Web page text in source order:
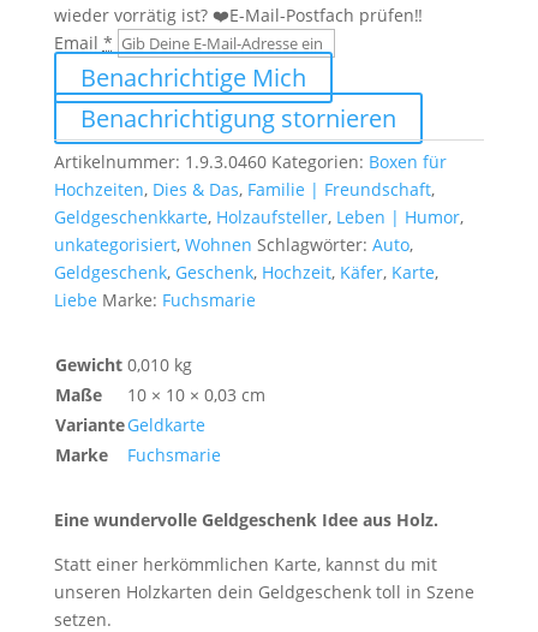
wieder vorrätig ist? ❤️E-Mail-Postfach prüfen‼️
Email *
Benachrichtige Mich
Benachrichtigung stornieren
Artikelnummer: 1.9.3.0460 Kategorien: Boxen für
Hochzeiten, Dies & Das, Familie | Freundschaft,
Geldgeschenkkarte, Holzaufsteller, Leben | Humor,
unkategorisiert, Wohnen Schlagwörter: Auto,
Geldgeschenk, Geschenk, Hochzeit, Käfer, Karte,
Liebe Marke: Fuchsmarie
Gewicht 0,010 kg
Maße
10 × 10 × 0,03 cm
VarianteGeldkarte
Marke
Fuchsmarie
Eine wundervolle Geldgeschenk Idee aus Holz.
Statt einer herkömmlichen Karte, kannst du mit
unseren Holzkarten dein Geldgeschenk toll in Szene
setzen.